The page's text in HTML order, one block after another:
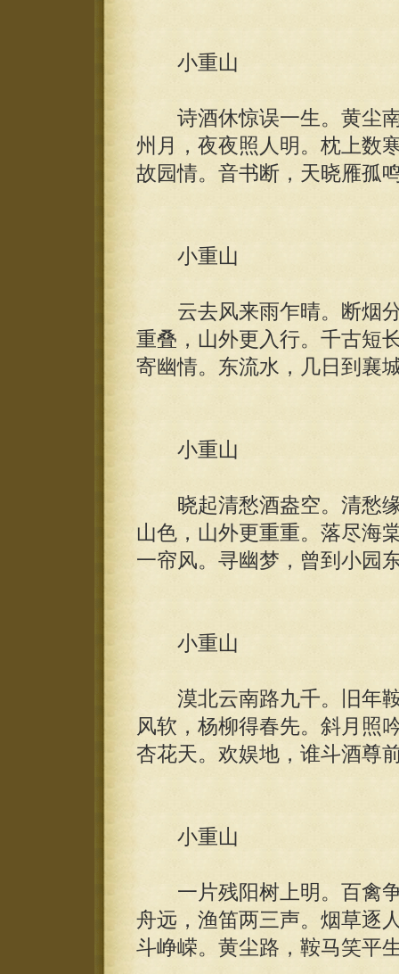
小重山
诗酒休惊误一生。黄尘南
州月，夜夜照人明。枕上数
故园情。音书断，天晓雁孤
小重山
云去风来雨乍晴。断烟分
重叠，山外更入行。千古短
寄幽情。东流水，几日到襄
小重山
晓起清愁酒盎空。清愁缘
山色，山外更重重。落尽海
一帘风。寻幽梦，曾到小园
小重山
漠北云南路九千。旧年鞍
风软，杨柳得春先。斜月照
杏花天。欢娱地，谁斗酒尊
小重山
一片残阳树上明。百禽争
舟远，渔笛两三声。烟草逐
斗峥嵘。黄尘路，鞍马笑平